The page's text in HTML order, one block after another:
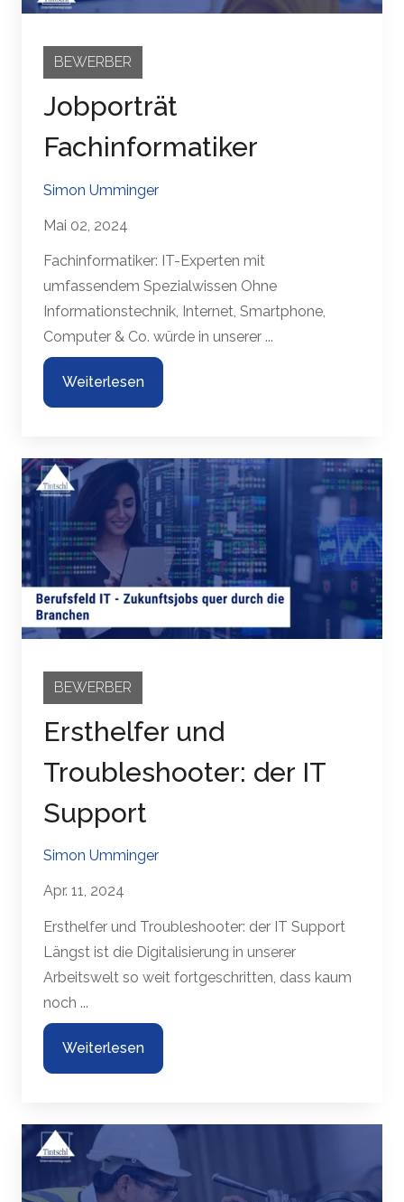
Tintschl selbst finden Sie in unserer
BEWERBER
Jobporträt
Fachinformatiker
Simon Umminger
Mai 02, 2024
Fachinformatiker: IT-Experten mit
umfassendem Spezialwissen Ohne
Informationstechnik, Internet, Smartphone,
Computer & Co. würde in unserer ...
Weiterlesen
BEWERBER
Ersthelfer und
Troubleshooter: der IT
Support
Simon Umminger
Apr. 11, 2024
Ersthelfer und Troubleshooter: der IT Support
Längst ist die Digitalisierung in unserer
Arbeitswelt so weit fortgeschritten, dass kaum
noch ...
Weiterlesen